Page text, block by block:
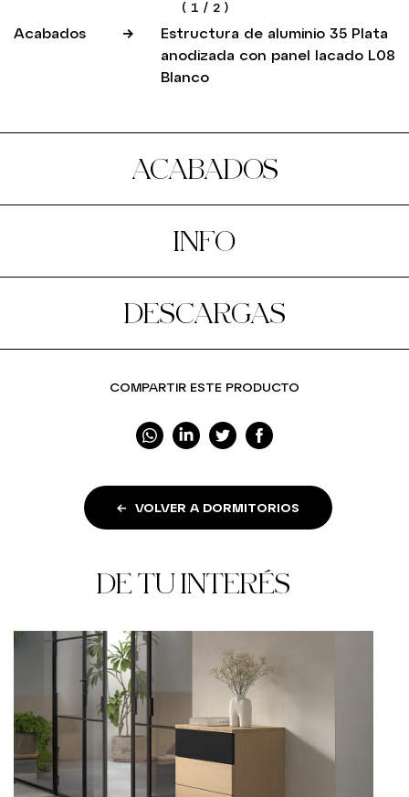
( 1 / 2 )
Acabados
Estructura de aluminio 35 Plata
anodizada con panel lacado L08
Blanco
ACABADOS
INFO
DESCARGAS
COMPARTIR ESTE PRODUCTO
VOLVER A DORMITORIOS
DE TU INTERÉS